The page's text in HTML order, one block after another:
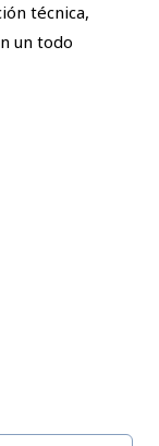
técnica,
un todo